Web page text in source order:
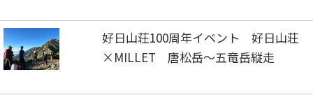
好日山荘100周年イベント 好日山荘
×MILLET 唐松岳～五竜岳縦走